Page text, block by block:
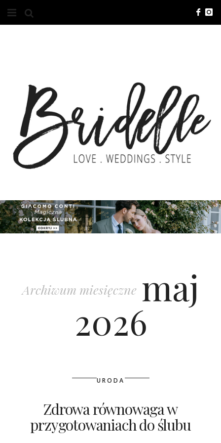
O NAS
KONTAKT
REKLAMA
ADVERTISING
ZGŁOSZENIA
BRI GROUP
Archiwum miesięczne maj
2026
URODA
Zdrowa równowaga w
przygotowaniach do ślubu